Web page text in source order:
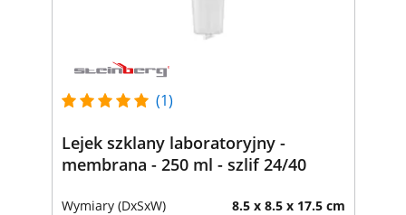
(1)
Lejek szklany laboratoryjny -
membrana - 250 ml - szlif 24/40
Wymiary (DxSxW) 8.5 x 8.5 x 17.5 cm